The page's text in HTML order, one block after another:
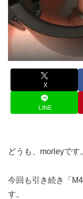
X
LINE
どうも、morleyです
今回も引き続き「
す。